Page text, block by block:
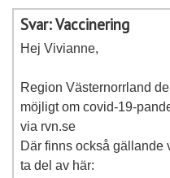
Svar: Vaccinering
Hej Vivianne,
Region Västernorrland
möjligt om covid-19-
via rvn.se
Där finns också gällande
ta del av här: